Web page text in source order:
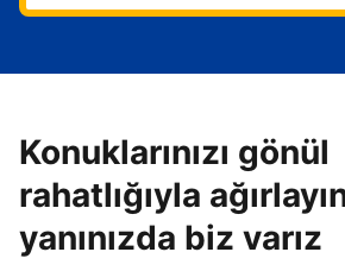
Konuklarınızı gönül
rahatlığıyla
yanınızda biz varız